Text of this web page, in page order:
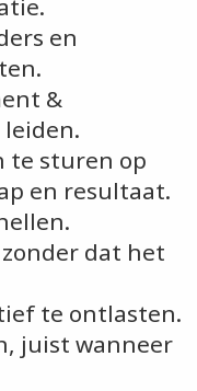
en
&
te sturen op
en resultaat.
dat het
te ontlasten.
juist wanneer